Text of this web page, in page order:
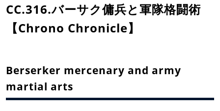
CC.316.バーサク傭兵と軍隊格闘術
【Chrono Chronicle】
Berserker mercenary and army
martial arts